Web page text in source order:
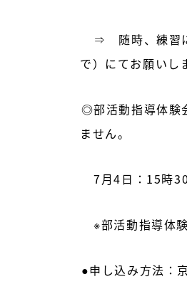
⇒ 随時、練習
で）にてお願いし
◎部活動指導体験
ません。
7月4日：15時
※部活動指導体
●申し込み方法：